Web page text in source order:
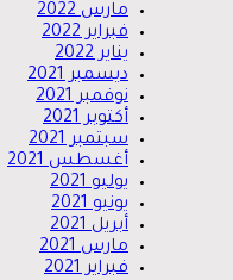
مارس 2022
فبراير 2022
يناير 2022
ديسمبر 2021
نوفمبر 2021
أكتوبر 2021
سبتمبر 2021
أغسطس 2021
يوليو 2021
يونيو 2021
أبريل 2021
مارس 2021
فبراير 2021